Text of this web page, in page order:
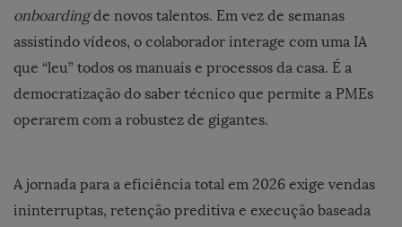
onboardingde novos talentos. Em vez de semanas
assistindo vídeos, o colaborador interage com uma IA
que “leu” todos os manuais e processos da casa. É a
democratização do saber técnico que permite a PMEs
operarem com a robustez de gigantes.
A jornada para a eficiência total em 2026 exige vendas
ininterruptas, retenção preditiva e execução baseada